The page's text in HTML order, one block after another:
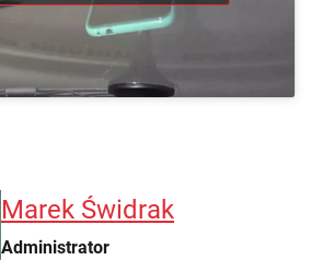
Marek Świdrak
Administrator